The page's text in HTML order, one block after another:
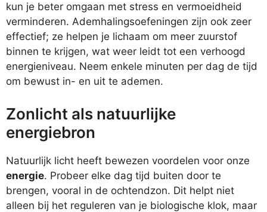
kun je beter omgaan met stress en vermoeidheid
verminderen. Ademhalingsoefeningen zijn ook zeer
effectief; ze helpen je lichaam om meer zuurstof
binnen te krijgen, wat weer leidt tot een verhoogd
energieniveau. Neem enkele minuten per dag de tijd
om bewust in- en uit te ademen.
Zonlicht als natuurlijke
energiebron
Natuurlijk licht heeft bewezen voordelen voor onze
energie. Probeer elke dag tijd buiten door te
brengen, vooral in de ochtendzon. Dit helpt niet
alleen bij het reguleren van je biologische klok, maar